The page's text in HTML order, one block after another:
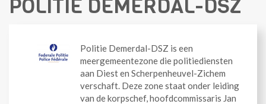
Politie Demerdal-DSZ is een
meergemeentezone die politiediensten
aan Diest en Scherpenheuvel-Zichem
verschaft. Deze zone staat onder leiding
van de korpschef, hoofdcommissaris Jan